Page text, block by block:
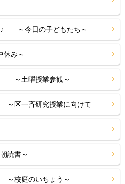
♪ ～今日の子どもたち～
み～
～土曜授業参観～
区一斉研究授業に向けて
読書～
校庭のいちょう～